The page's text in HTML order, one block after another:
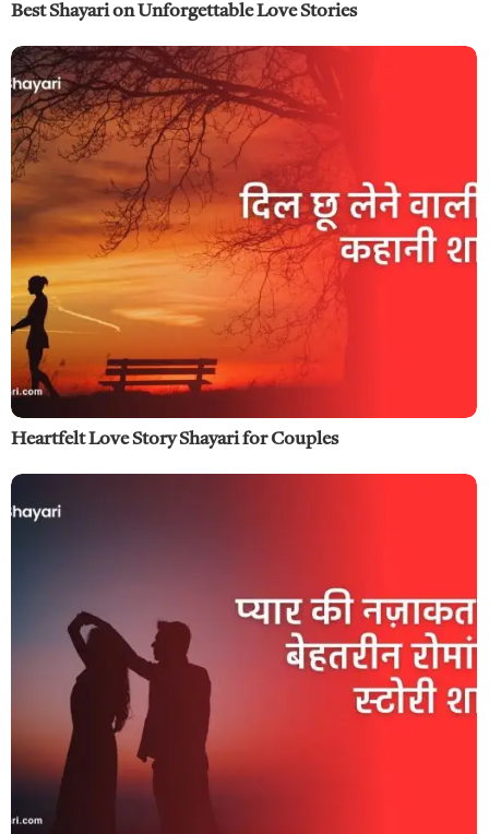
Best Shayari on Unforgettable Love Stories
Heartfelt Love Story Shayari for Couples